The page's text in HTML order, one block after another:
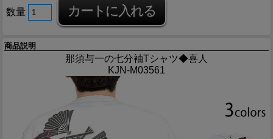
数量
商品説明
那須与一の七分袖Tシャツ◆喜人
KJN-M03561